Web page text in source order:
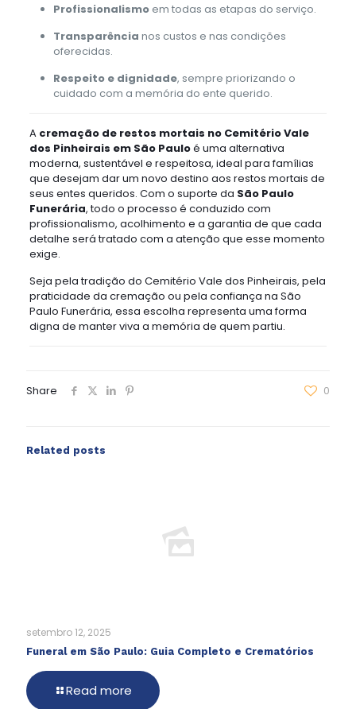
Profissionalismoem todas as etapas do serviço.
Transparência nos custos e nas condições
oferecidas.
Respeito e dignidade, sempre priorizando o
cuidado com a memória do ente querido.
A cremação de restos mortais no Cemitério Vale
dos Pinheirais em São Pauloé uma alternativa
moderna, sustentável e respeitosa, ideal para famílias
que desejam dar um novo destino aos restos mortais de
seus entes queridos. Com o suporte da São Paulo
Funerária, todo o processo é conduzido com
profissionalismo, acolhimento e a garantia de que cada
detalhe será tratado com a atenção que esse momento
exige.
Seja pela tradição do Cemitério Vale dos Pinheirais, pela
praticidade da cremação ou pela confiança na São
Paulo Funerária, essa escolha representa uma forma
digna de manter viva a memória de quem partiu.
Share 0
Related posts
setembro 12, 2025
Funeral em São Paulo: Guia Completo e Crematórios
Read more